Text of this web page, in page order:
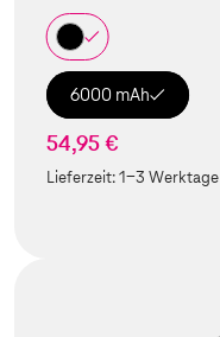
6000 mAh
54,95 €
Lieferzeit:1-3 Werktage